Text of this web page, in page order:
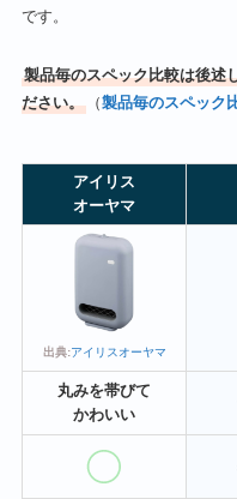
です。
製品毎のスペック比較は後述
ださい。（製品毎のスペック
アイリス
オーヤマ
出典:アイリスオーヤマ
丸みを帯びて
かわいい